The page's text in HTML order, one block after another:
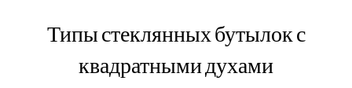
Типы стеклянных бутылок с
квадратными духами